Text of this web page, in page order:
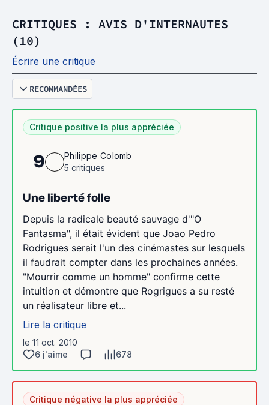
CRITIQUES : AVIS D'INTERNAUTES
(10)
Écrire une critique
RECOMMANDÉES
Critique positive la plus appréciée
9
Philippe Colomb
5 critiques
Une liberté folle
Depuis la radicale beauté sauvage d'"O
Fantasma", il était évident que Joao Pedro
Rodrigues serait l'un des cinémastes sur lesquels
il faudrait compter dans les prochaines années.
"Mourrir comme un homme" confirme cette
intuition et démontre que Rogrigues a su resté
un réalisateur libre et...
Lire la critique
le 11 oct. 2010
6 j'aime
678
Critique négative la plus appréciée